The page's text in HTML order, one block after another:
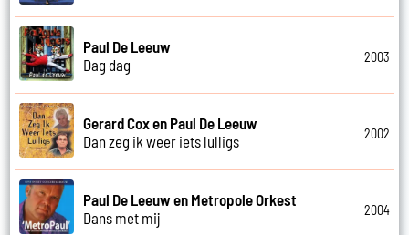
Paul De Leeuw
Dag dag
2003
Gerard Cox en Paul De Leeuw
Dan zeg ik weer iets lulligs
2002
Paul De Leeuw en Metropole Orkest
Dans met mij
2004